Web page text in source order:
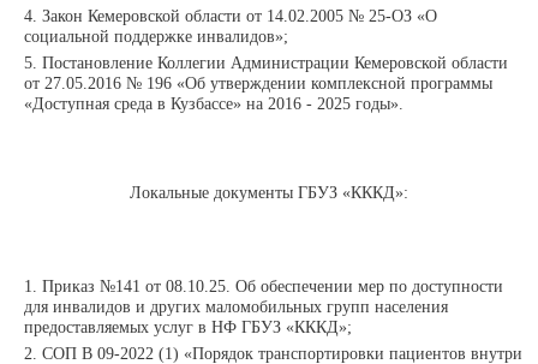
Закон Кемеровской области от 14.02.2005 № 25-ОЗ «О
социальной поддержке инвалидов»;
Постановление Коллегии Администрации Кемеровской области
от 27.05.2016 № 196 «Об утверждении комплексной программы
«Доступная среда в Кузбассе» на 2016 - 2025 годы».
Локальные документы ГБУЗ «КККД»:
Приказ №141 от 08.10.25. Об обеспечении мер по доступности
для инвалидов и других маломобильных групп населения
предоставляемых услуг в НФ ГБУЗ «КККД»;
СОП В 09-2022 (1) «Порядок транспортировки пациентов внутри